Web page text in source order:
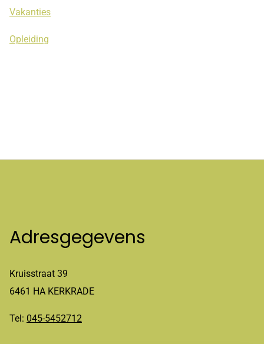
Vakanties
Opleiding
Adresgegevens
Kruisstraat 39
6461 HA KERKRADE
Tel: 045-5452712